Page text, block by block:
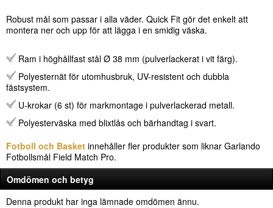
Robust mål som passar i alla väder. Quick Fit gör det enkelt att
montera ner och upp för att lägga i en smidig väska.
Ram i höghållfast stål Ø 38 mm (pulverlackerat i vit färg).
Polyesternät för utomhusbruk, UV-resistent och dubbla
fästsystem.
U-krokar (6 st) för markmontage i pulverlackerad metall.
Polyesterväska med blixtlås och bärhandtag i svart.
Fotboll och Basket innehåller fler produkter som liknar Garlando
Fotbollsmål Field Match Pro.
Omdömen och betyg
Denna produkt har inga lämnade omdömen ännu.